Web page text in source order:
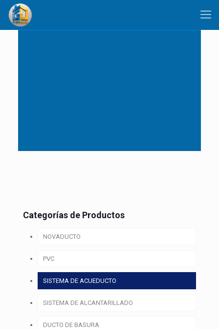
Categorías de Productos
NOVADUCTO
PVC
SISTEMA DE ACUEDUCTO
SISTEMA DE ALCANTARILLADO
DUCTO DE BASURA